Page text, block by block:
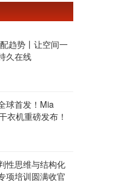
趋势丨让空间一
久在线
球首发！Mia
衣机重磅发布！
性思维与结构化
项培训圆满收官